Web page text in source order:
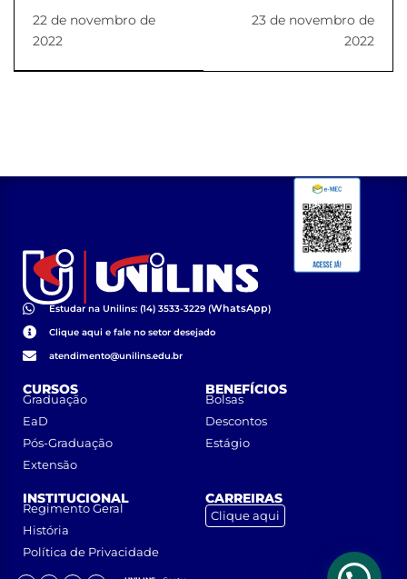
NDEs
(PORTARIA_62_2022_REITORIA)
22 de novembro de
2022
23 de novembro de
2022
Estudar na Unilins: (14) 3533-3229 (WhatsApp)
Clique aqui e fale no setor desejado
atendimento@unilins.edu.br
CURSOS
Graduação
EaD
Pós-Graduação
Extensão
BENEFÍCIOS
Bolsas
Descontos
Estágio
INSTITUCIONAL
Regimento Geral
História
Política de Privacidade
CARREIRAS
Clique aqui